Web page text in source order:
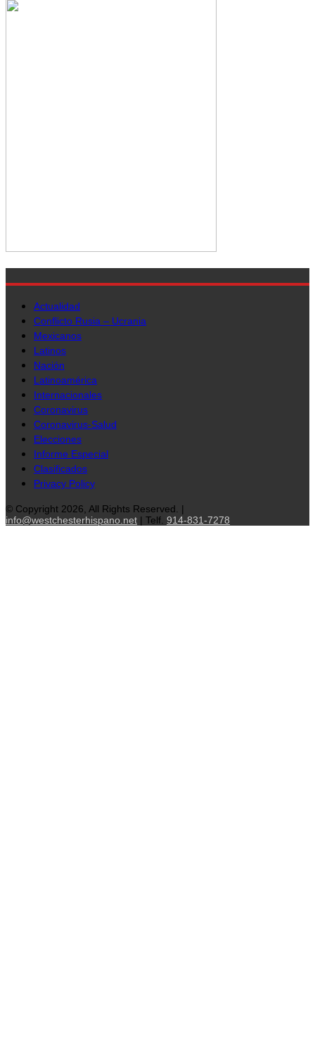
Actualidad
Conflicto Rusia – Ucrania
Mexicanos
Latinos
Nación
Latinoamérica
Internacionales
Coronavirus
Coronavirus-Salud
Elecciones
Informe Especial
Clasificados
Privacy Policy
© Copyright 2026, All Rights Reserved. |
info@westchesterhispano.net | Telf. 914-831-7278